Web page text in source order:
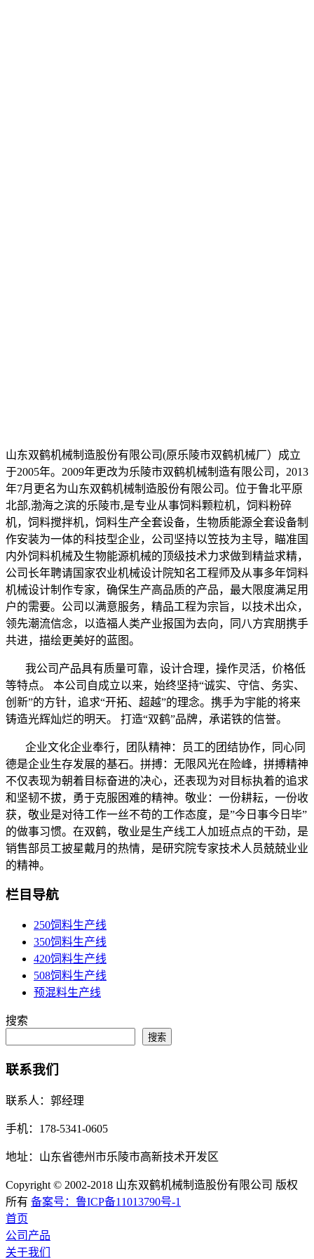
山东双鹤机械制造股份有限公司(原乐陵市双鹤机械厂）成立
于2005年。2009年更改为乐陵市双鹤机械制造有限公司，2013
年7月更名为山东双鹤机械制造股份有限公司。位于鲁北平原
北部,渤海之滨的乐陵市,是专业从事饲料颗粒机，饲料粉碎
机，饲料搅拌机，饲料生产全套设备，生物质能源全套设备制
作安装为一体的科技型企业，公司坚持以笠技为主导，瞄准国
内外饲料机械及生物能源机械的顶级技术力求做到精益求精，
公司长年聘请国家农业机械设计院知名工程师及从事多年饲料
机械设计制作专家，确保生产高品质的产品，最大限度满足用
户的需要。公司以满意服务，精品工程为宗旨，以技术出众，
领先潮流信念，以造福人类产业报国为去向，同八方宾朋携手
共进，描绘更美好的蓝图。
我公司产品具有质量可靠，设计合理，操作灵活，价格低
等特点。 本公司自成立以来，始终坚持“诚实、守信、务实、
创新”的方针，追求“开拓、超越”的理念。携手为宇能的将来
铸造光辉灿烂的明天。 打造“双鹤”品牌，承诺铁的信誉。
企业文化企业奉行，团队精神：员工的团结协作，同心同
德是企业生存发展的基石。拼搏：无限风光在险峰，拼搏精神
不仅表现为朝着目标奋进的决心，还表现为对目标执着的追求
和坚韧不拔，勇于克服困难的精神。敬业：一份耕耘，一份收
获，敬业是对待工作一丝不苟的工作态度，是”今日事今日毕”
的做事习惯。在双鹤，敬业是生产线工人加班点点的干劲，是
销售部员工披星戴月的热情，是研究院专家技术人员兢兢业业
的精神。
栏目导航
250饲料生产线
350饲料生产线
420饲料生产线
508饲料生产线
预混料生产线
搜索
搜索
联系我们
联系人：郭经理
手机：178-5341-0605
地址：山东省德州市乐陵市高新技术开发区
Copyright © 2002-2018 山东双鹤机械制造股份有限公司 版权
所有 备案号：鲁ICP备11013790号-1
首页
公司产品
关于我们